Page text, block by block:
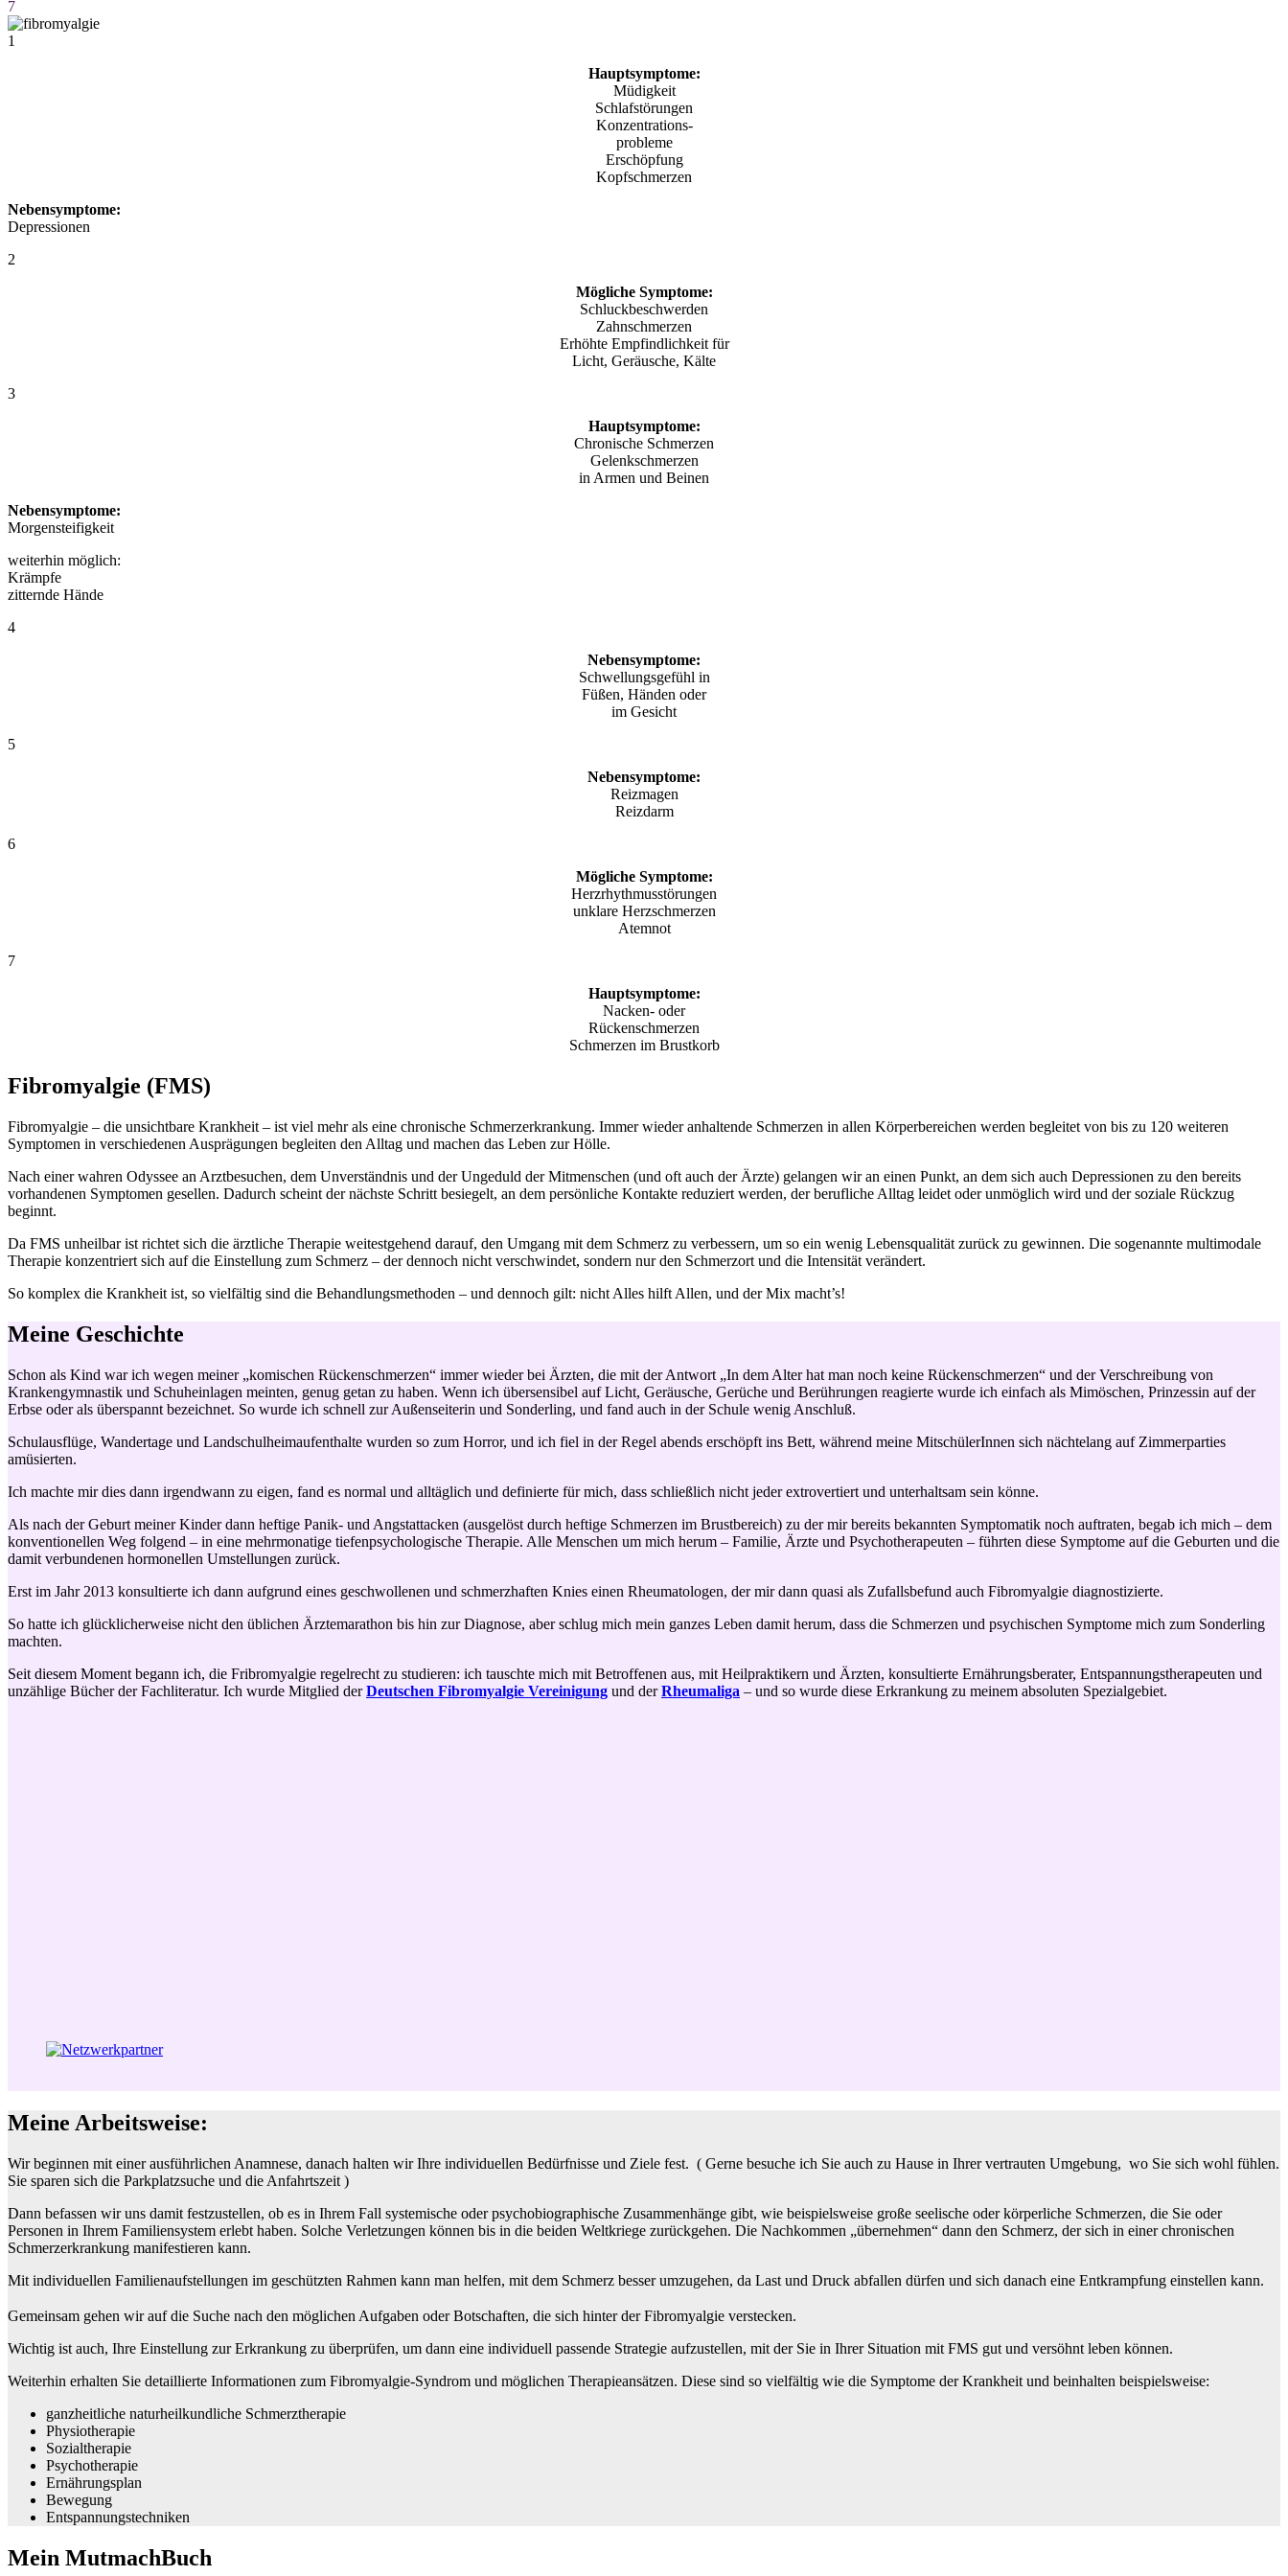
7
1
Hauptsymptome:
Müdigkeit
Schlafstörungen
Konzentrations-
probleme
Erschöpfung
Kopfschmerzen
Nebensymptome:
Depressionen
2
Mögliche Symptome:
Schluckbeschwerden
Zahnschmerzen
Erhöhte Empfindlichkeit für
Licht, Geräusche, Kälte
3
Hauptsymptome:
Chronische Schmerzen
Gelenkschmerzen
in Armen und Beinen
Nebensymptome:
Morgensteifigkeit
weiterhin möglich:
Krämpfe
zitternde Hände
4
Nebensymptome:
Schwellungsgefühl in
Füßen, Händen oder
im Gesicht
5
Nebensymptome:
Reizmagen
Reizdarm
6
Mögliche Symptome:
Herzrhythmusstörungen
unklare Herzschmerzen
Atemnot
7
Hauptsymptome:
Nacken- oder
Rückenschmerzen
Schmerzen im Brustkorb
Fibromyalgie (FMS)
Fibromyalgie – die unsichtbare Krankheit – ist viel mehr als eine chronische Schmerzerkrankung. Immer wieder anhaltende Schmerzen in allen Körperbereichen werden begleitet von bis zu 120 weiteren
Symptomen in verschiedenen Ausprägungen begleiten den Alltag und machen das Leben zur Hölle.
Nach einer wahren Odyssee an Arztbesuchen, dem Unverständnis und der Ungeduld der Mitmenschen (und oft auch der Ärzte) gelangen wir an einen Punkt, an dem sich auch Depressionen zu den bereits
vorhandenen Symptomen gesellen. Dadurch scheint der nächste Schritt besiegelt, an dem persönliche Kontakte reduziert werden, der berufliche Alltag leidet oder unmöglich wird und der soziale Rückzug
beginnt.
Da FMS unheilbar ist richtet sich die ärztliche Therapie weitestgehend darauf, den Umgang mit dem Schmerz zu verbessern, um so ein wenig Lebensqualität zurück zu gewinnen. Die sogenannte multimodale
Therapie konzentriert sich auf die Einstellung zum Schmerz – der dennoch nicht verschwindet, sondern nur den Schmerzort und die Intensität verändert.
So komplex die Krankheit ist, so vielfältig sind die Behandlungsmethoden – und dennoch gilt: nicht Alles hilft Allen, und der Mix macht’s!
Meine Geschichte
Schon als Kind war ich wegen meiner „komischen Rückenschmerzen“ immer wieder bei Ärzten, die mit der Antwort „In dem Alter hat man noch keine Rückenschmerzen“ und der Verschreibung von
Krankengymnastik und Schuheinlagen meinten, genug getan zu haben. Wenn ich übersensibel auf Licht, Geräusche, Gerüche und Berührungen reagierte wurde ich einfach als Mimöschen, Prinzessin auf der
Erbse oder als überspannt bezeichnet. So wurde ich schnell zur Außenseiterin und Sonderling, und fand auch in der Schule wenig Anschluß.
Schulausflüge, Wandertage und Landschulheimaufenthalte wurden so zum Horror, und ich fiel in der Regel abends erschöpft ins Bett, während meine MitschülerInnen sich nächtelang auf Zimmerparties
amüsierten.
Ich machte mir dies dann irgendwann zu eigen, fand es normal und alltäglich und definierte für mich, dass schließlich nicht jeder extrovertiert und unterhaltsam sein könne.
Als nach der Geburt meiner Kinder dann heftige Panik- und Angstattacken (ausgelöst durch heftige Schmerzen im Brustbereich) zu der mir bereits bekannten Symptomatik noch auftraten, begab ich mich – dem
konventionellen Weg folgend – in eine mehrmonatige tiefenpsychologische Therapie. Alle Menschen um mich herum – Familie, Ärzte und Psychotherapeuten – führten diese Symptome auf die Geburten und die
damit verbundenen hormonellen Umstellungen zurück.
Erst im Jahr 2013 konsultierte ich dann aufgrund eines geschwollenen und schmerzhaften Knies einen Rheumatologen, der mir dann quasi als Zufallsbefund auch Fibromyalgie diagnostizierte.
So hatte ich glücklicherweise nicht den üblichen Ärztemarathon bis hin zur Diagnose, aber schlug mich mein ganzes Leben damit herum, dass die Schmerzen und psychischen Symptome mich zum Sonderling
machten.
Seit diesem Moment begann ich, die Fribromyalgie regelrecht zu studieren: ich tauschte mich mit Betroffenen aus, mit Heilpraktikern und Ärzten, konsultierte Ernährungsberater, Entspannungstherapeuten und
unzählige Bücher der Fachliteratur. Ich wurde Mitglied derDeutschen Fibromyalgie Vereinigung und derRheumaliga – und so wurde diese Erkrankung zu meinem absoluten Spezialgebiet.
Meine Arbeitsweise:
Wir beginnen mit einer ausführlichen Anamnese, danach halten wir Ihre individuellen Bedürfnisse und Ziele fest. ( Gerne besuche ich Sie auch zu Hause in Ihrer vertrauten Umgebung, wo Sie sich wohl fühlen.
Sie sparen sich die Parkplatzsuche und die Anfahrtszeit )
Dann befassen wir uns damit festzustellen, ob es in Ihrem Fall systemische oder psychobiographische Zusammenhänge gibt, wie beispielsweise große seelische oder körperliche Schmerzen, die Sie oder
Personen in Ihrem Familiensystem erlebt haben. Solche Verletzungen können bis in die beiden Weltkriege zurückgehen. Die Nachkommen „übernehmen“ dann den Schmerz, der sich in einer chronischen
Schmerzerkrankung manifestieren kann.
Mit individuellen Familienaufstellungen im geschützten Rahmen kann man helfen, mit dem Schmerz besser umzugehen, da Last und Druck abfallen dürfen und sich danach eine Entkrampfung einstellen kann.
Gemeinsam gehen wir auf die Suche nach den möglichen Aufgaben oder Botschaften, die sich hinter der Fibromyalgie verstecken.
Wichtig ist auch, Ihre Einstellung zur Erkrankung zu überprüfen, um dann eine individuell passende Strategie aufzustellen, mit der Sie in Ihrer Situation mit FMS gut und versöhnt leben können.
Weiterhin erhalten Sie detaillierte Informationen zum Fibromyalgie-Syndrom und möglichen Therapieansätzen. Diese sind so vielfältig wie die Symptome der Krankheit und beinhalten beispielsweise:
ganzheitliche naturheilkundliche Schmerztherapie
Physiotherapie
Sozialtherapie
Psychotherapie
Ernährungsplan
Bewegung
Entspannungstechniken
Mein MutmachBuch